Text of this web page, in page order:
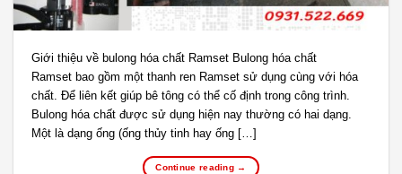
Giới thiệu về bulong hóa chất Ramset Bulong hóa chất
Ramset bao gồm một thanh ren Ramset sử dụng cùng với hóa
chất. Để liên kết giúp bê tông có thể cố định trong công trình.
Bulong hóa chất được sử dụng hiện nay thường có hai dạng.
Một là dạng ống (ống thủy tinh hay ống […]
Continue reading →